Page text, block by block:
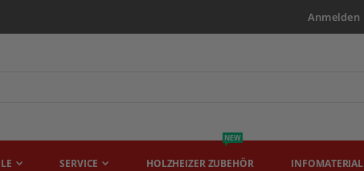
Anmelden
SERVICE HOLZHEIZER ZUBEHÖR
NEW
INFOMATERIAL